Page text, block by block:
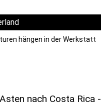
hängen in der Werkstatt
nach Costa Rica -